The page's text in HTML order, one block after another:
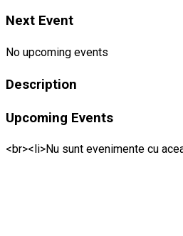
Next Event
No upcoming events
Description
Upcoming Events
<br><li>Nu sunt evenimente cu